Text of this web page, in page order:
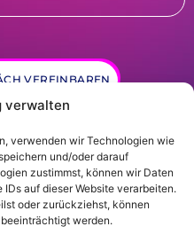
verwalten
verwenden wir Technologien wie
und/oder darauf
zustimmst, können wir Daten
auf dieser Website verarbeiten.
oder zurückziehst, können
werden.
VEREINBAREN
|Impressum